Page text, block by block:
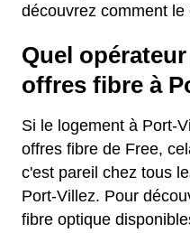
découvrez comment
Quel
offres fibre à
Si le logement à Port-
offres fibre de Free,
c'est pareil chez tous
Port-Villez. Pour
fibre optique